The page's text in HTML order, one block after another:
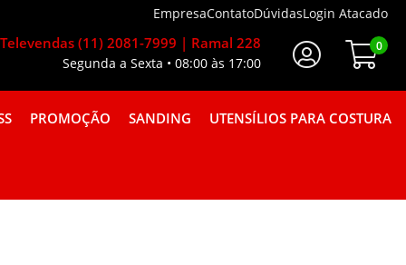
EmpresaContatoDúvidasLogin Atacado
PROMOÇÃO SANDING UTENSÍLIOS PARA COSTURA
Televendas (11) 2081-7999 | Ramal 228
Segunda a Sexta • 08:00 às 17:00
0